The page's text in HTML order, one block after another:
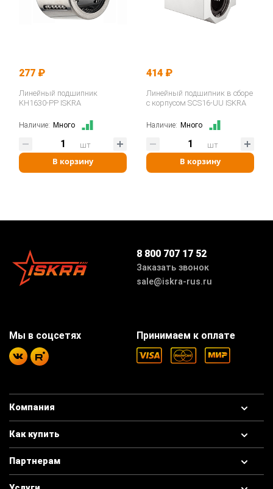
277 ₽
Линейный подшипник
KH1630-PP ISKRA
Наличие: Много
В корзину
шт
414 ₽
Линейный подшипник в сборе
с корпусом SCS16-UU ISKRA
Наличие: Много
В корзину
шт
8 800 707 17 52
Заказать звонок
sale@iskra-rus.ru
Компания
Как купить
Партнерам
Принимаем к оплате
Мы в соцсетях